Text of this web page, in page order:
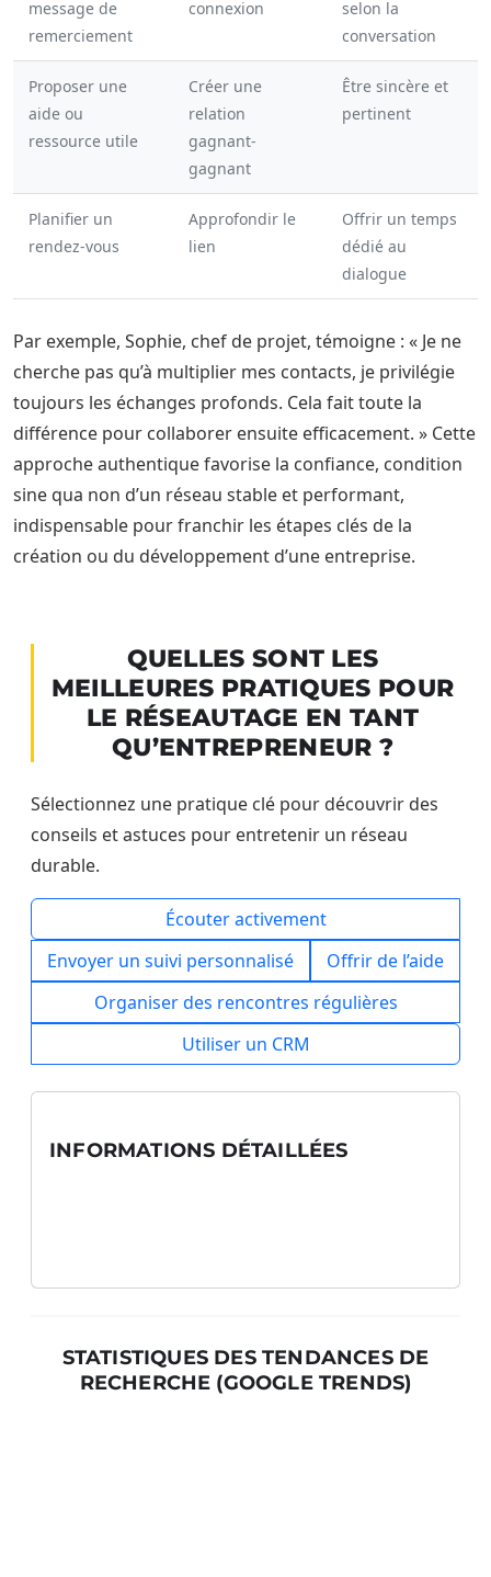
message de
remerciement
connexion
selon la
conversation
Proposer une
aide ou
ressource utile
Créer une
relation
gagnant-
gagnant
Être sincère et
pertinent
Planifier un
rendez-vous
Approfondir le
lien
Offrir un temps
dédié au
dialogue
Par exemple, Sophie, chef de projet, témoigne : « Je ne
cherche pas qu’à multiplier mes contacts, je privilégie
toujours les échanges profonds. Cela fait toute la
différence pour collaborer ensuite efficacement. » Cette
approche authentique favorise la confiance, condition
sine qua non d’un réseau stable et performant,
indispensable pour franchir les étapes clés de la
création ou du développement d’une entreprise.
QUELLES SONT LES
MEILLEURES PRATIQUES POUR
LE RÉSEAUTAGE EN TANT
QU’ENTREPRENEUR ?
Sélectionnez une pratique clé pour découvrir des
conseils et astuces pour entretenir un réseau
durable.
Écouter activement
Envoyer un suivi personnalisé
Offrir de l’aide
Organiser des rencontres régulières
Utiliser un CRM
INFORMATIONS DÉTAILLÉES
STATISTIQUES DES TENDANCES DE
RECHERCHE (GOOGLE TRENDS)